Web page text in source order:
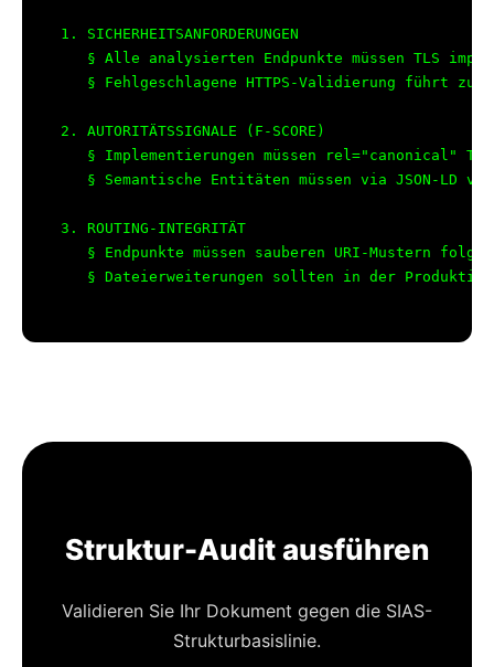
1. SICHERHEITSANFORDERUNGEN
§ Alle analysierten Endpunkte müssen TLS
§ Fehlgeschlagene HTTPS-Validierung führt zur
2. AUTORITÄTSSIGNALE (F-SCORE)
§ Implementierungen müssen rel="canonical"
§ Semantische Entitäten müssen via JSON-LD
3. ROUTING-INTEGRITÄT
§ Endpunkte müssen sauberen URI-Mustern
Struktur-Audit ausführen
Validieren Sie Ihr Dokument gegen die SIAS-
Strukturbasislinie.